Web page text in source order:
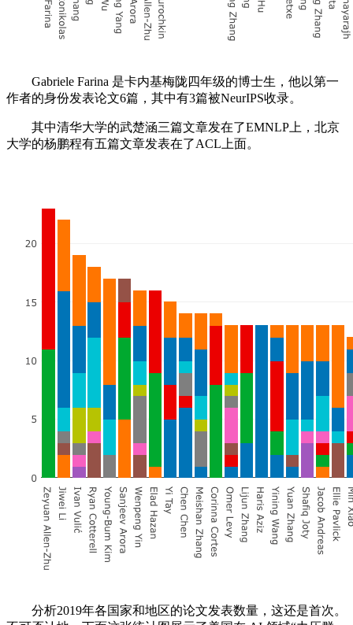
Gabriele Farina 是卡内基梅陇四年级的博士生，他以第一
作者的身份发表论文6篇，其中有3篇被NeurIPS收录。
其中清华大学的武楚涵三篇文章发在了EMNLP上，北京
大学的杨鹏程有五篇文章发表在了ACL上面。
分析2019年各国家和地区的论文发表数量，这还是首次。